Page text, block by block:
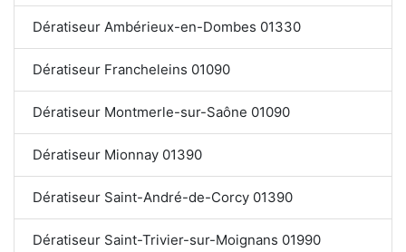
Dératiseur Ambérieux-en-Dombes 01330
Dératiseur Francheleins 01090
Dératiseur Montmerle-sur-Saône 01090
Dératiseur Mionnay 01390
Dératiseur Saint-André-de-Corcy 01390
Dératiseur Saint-Trivier-sur-Moignans 01990